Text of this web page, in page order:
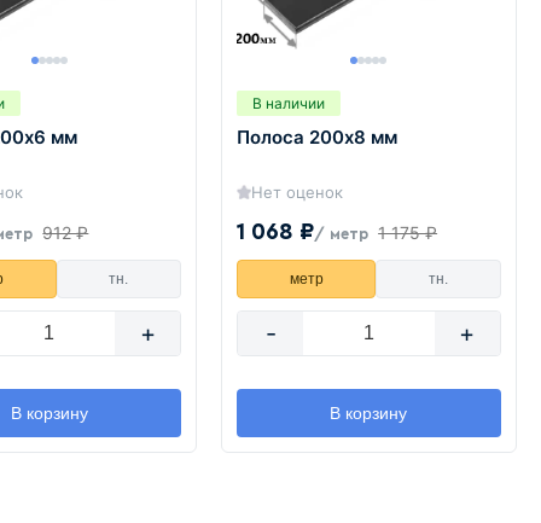
мм
912 ₽
тн.
+
В корзину
В наличии
Полоса 200х8 мм
Нет оценок
1 068 ₽/ метр 1 175 ₽
метр тн.
- +
В корзину